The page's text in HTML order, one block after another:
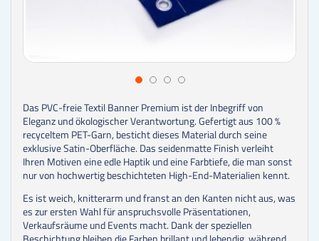
Das PVC-freie Textil Banner Premium ist der Inbegriff von
Eleganz und ökologischer Verantwortung. Gefertigt aus 100 %
recyceltem PET-Garn, besticht dieses Material durch seine
exklusive Satin-Oberfläche. Das seidenmatte Finish verleiht
Ihren Motiven eine edle Haptik und eine Farbtiefe, die man sonst
nur von hochwertig beschichteten High-End-Materialien kennt.
Es ist weich, knitterarm und franst an den Kanten nicht aus, was
es zur ersten Wahl für anspruchsvolle Präsentationen,
Verkaufsräume und Events macht. Dank der speziellen